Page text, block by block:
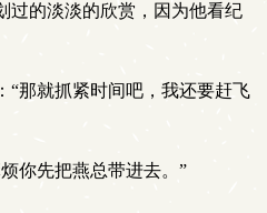
的淡淡的欣赏，因为他看纪
那就抓紧时间吧，我还要赶飞
你先把燕总带进去。”